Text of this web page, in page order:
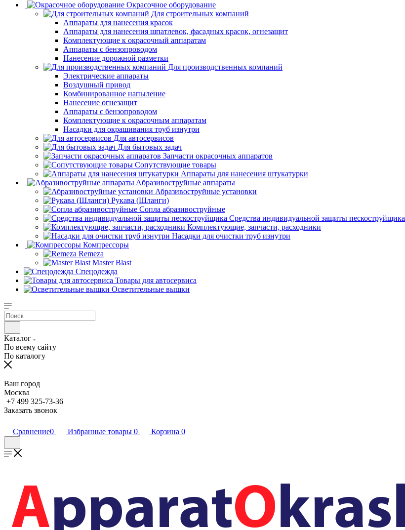
Окрасочное оборудование
Для строительных компаний
Аппараты для нанесения красок
Аппараты для нанесения шпатлевок, фасадных красок, огнезащит
Комплектующие к окрасочный аппаратам
Аппараты с бензопроводом
Нанесение дорожной разметки
Для производственных компаний
Электрические аппараты
Воздушный привод
Комбинированное напыление
Нанесение огнезащит
Аппараты с бензопроводом
Комплектующие к окрасочным аппаратам
Насадки для окрашивания труб изнутри
Для автосервисов
Для бытовых задач
Запчасти окрасочных аппаратов
Сопутствующие товары
Аппараты для нанесения штукатурки
Aбразивоструйные аппараты
Абразивоструйные установки
Рукава (Шланги)
Сопла абразивоструйные
Средства индивидуальной защиты пескоструйщика
Комплектующие, запчасти, расходники
Насадки для очистки труб изнутри
Компрессоры
Remeza
Master Blast
Спецодежда
Товары для автосервиса
Осветительные вышки
Каталог
По всему сайту
По каталогу
Ваш город
Москва
+7 499 325-73-36
Заказать звонок
Сравнение0 Избранные товары 0 Корзина 0